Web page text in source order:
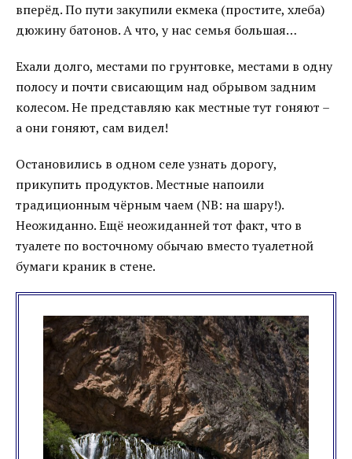
вперёд. По пути закупили екмека (простите, хлеба)
дюжину батонов. А что, у нас семья большая…
Ехали долго, местами по грунтовке, местами в одну
полосу и почти свисающим над обрывом задним
колесом. Не представляю как местные тут гоняют –
а они гоняют, сам видел!
Остановились в одном селе узнать дорогу,
прикупить продуктов. Местные напоили
традиционным чёрным чаем (NB: на шару!).
Неожиданно. Ещё неожиданней тот факт, что в
туалете по восточному обычаю вместо туалетной
бумаги краник в стене.